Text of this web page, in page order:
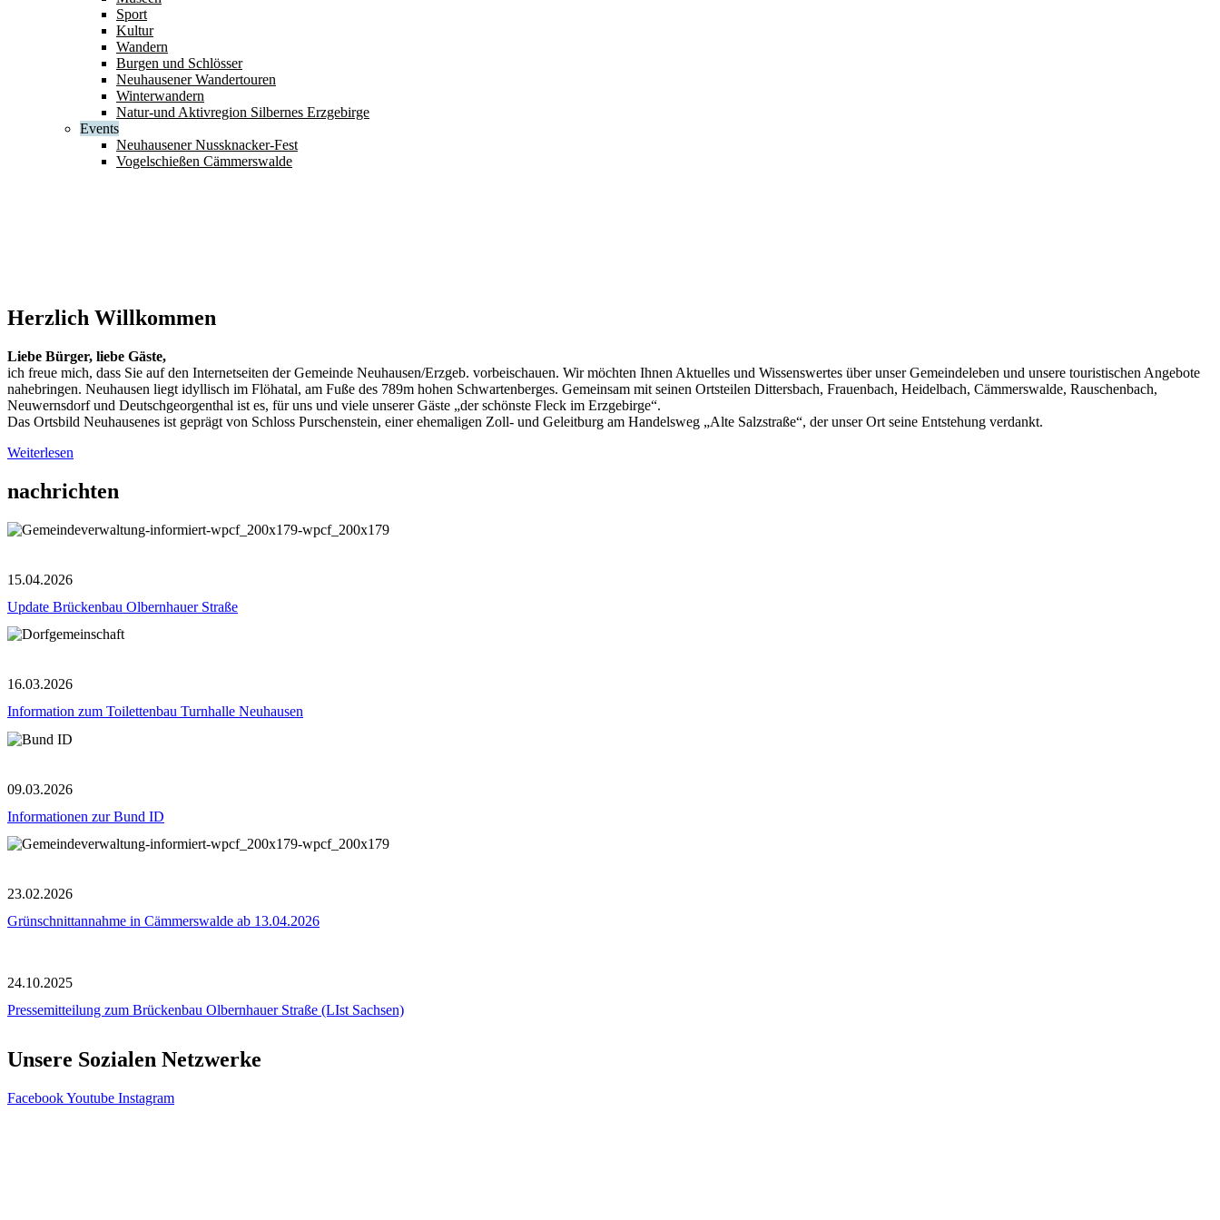
Sport
Kultur
Wandern
Burgen und Schlösser
Neuhausener Wandertouren
Winterwandern
Natur-und Aktivregion Silbernes Erzgebirge
Events
Neuhausener Nussknacker-Fest
Vogelschießen Cämmerswalde
Herzlich Willkommen
Liebe Bürger, liebe Gäste,
ich freue mich, dass Sie auf den Internetseiten der Gemeinde Neuhausen/Erzgeb. vorbeischauen. Wir möchten Ihnen Aktuelles und Wissenswertes über unser Gemeindeleben und unsere touristischen Angebote
nahebringen. Neuhausen liegt idyllisch im Flöhatal, am Fuße des 789m hohen Schwartenberges. Gemeinsam mit seinen Ortsteilen Dittersbach, Frauenbach, Heidelbach, Cämmerswalde, Rauschenbach,
Neuwernsdorf und Deutschgeorgenthal ist es, für uns und viele unserer Gäste „der schönste Fleck im Erzgebirge“.
Das Ortsbild Neuhausenes ist geprägt von Schloss Purschenstein, einer ehemaligen Zoll- und Geleitburg am Handelsweg „Alte Salzstraße“, der unser Ort seine Entstehung verdankt.
Weiterlesen
nachrichten
15.04.2026
Update Brückenbau Olbernhauer Straße
16.03.2026
Information zum Toilettenbau Turnhalle Neuhausen
09.03.2026
Informationen zur Bund ID
23.02.2026
Grünschnittannahme in Cämmerswalde ab 13.04.2026
24.10.2025
Pressemitteilung zum Brückenbau Olbernhauer Straße (LIst Sachsen)
Unsere Sozialen Netzwerke
FacebookYoutube Instagram